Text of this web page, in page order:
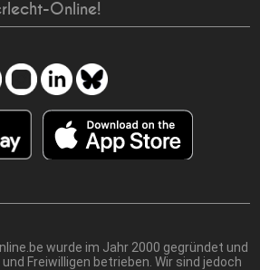
Online!
wurde im Jahr 2000 gegründet und
Freiwilligen betrieben. Wir sind jedoch